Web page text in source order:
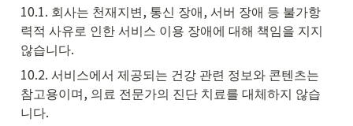
10.1. 회사는 천재지변, 통신 장애, 서버 장애 등 불가항
력적 사유로 인한 서비스 이용 장애에 대해 책임을 지지
않습니다.
10.2. 서비스에서 제공되는 건강 관련 정보와 콘텐츠는
참고용이며, 의료 전문가의 진단 치료를 대체하지 않습
니다.